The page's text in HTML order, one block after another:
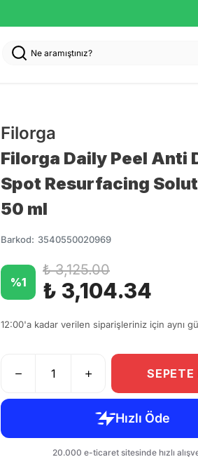
Filorga
Filorga Daily Peel Anti
Spot Resurfacing
50 ml
Barkod: 3540550020969
%1
₺ 3,125.00
₺ 3,104.34
12:00'a kadar verilen siparişleriniz için aynı
SEPETE